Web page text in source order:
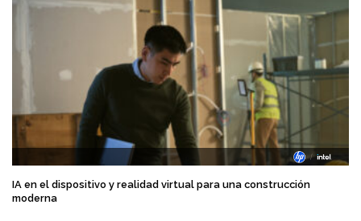
IA en el dispositivo y realidad virtual para una construcción
moderna